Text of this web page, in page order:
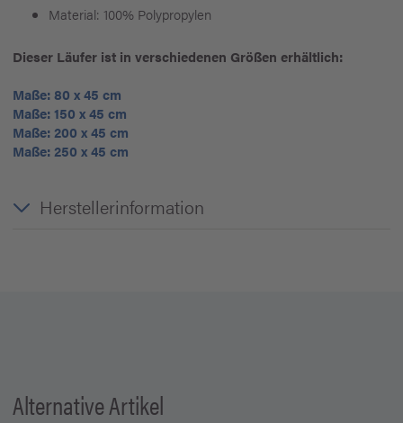
Material: 100% Polypropylen
Dieser Läufer ist in verschiedenen Größen erhältlich:
Maße: 80 x 45 cm
Maße: 150 x 45 cm
Maße: 200 x 45 cm
Maße: 250 x 45 cm
Herstellerinformation
Alternative Artikel